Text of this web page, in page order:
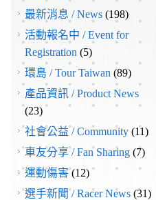
最新消息 / News (198)
活動報名中 / Event for
Registration (5)
環島 / Tour Taiwan (89)
產品資訊 / Product News
(23)
社會公益 / Community (11)
車友分享 / Fan Sharing (7)
運動傷害(12)
選手新聞 / Racer News (31)